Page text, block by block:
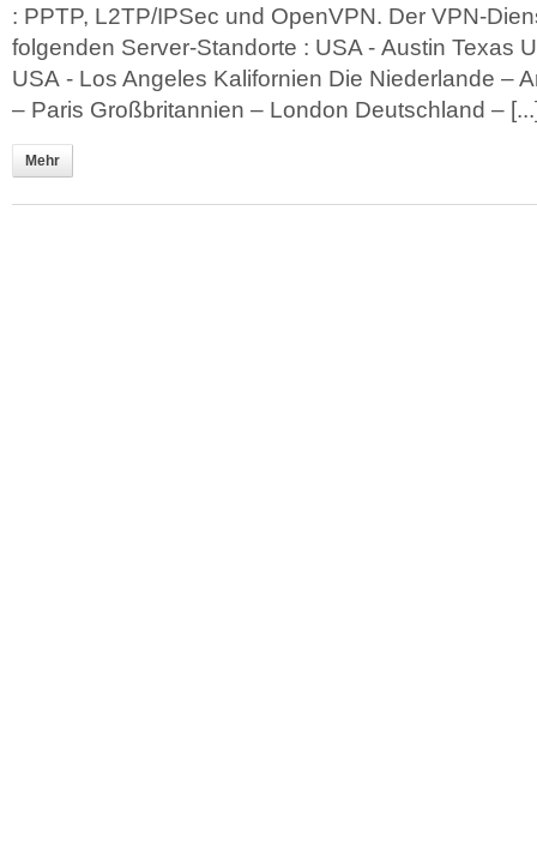
: PPTP, L2TP/IPSec und OpenVPN. Der VPN-
folgenden Server-Standorte : USA - Austin Texas
USA - Los Angeles Kalifornien Die Niederlande –
– Paris Großbritannien – London Deutschland –
Mehr